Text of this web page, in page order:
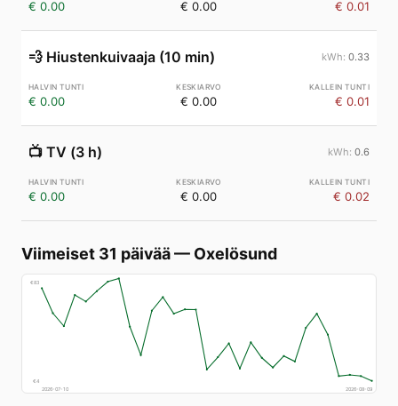
€ 0.00 € 0.00 € 0.01
💨 Hiustenkuivaaja (10 min) 0.33
€ 0.00 € 0.00 € 0.01
📺 TV (3 h) 0.6
€ 0.00 € 0.00 € 0.02
Viimeiset 31 päivää— Oxelösund
€83
€4
2026-07-10
2026-08-09